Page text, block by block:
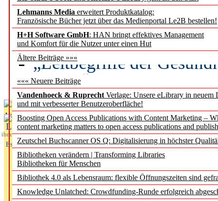
Lehmanns Media erweitert Produktkatalog:
Französische Bücher jetzt über das Medienportal Le2B bestellen!
H+H Software GmbH: HAN bringt effektives Management
und Komfort für die Nutzer unter einen Hut
Ältere Beiträge »»»
««« Neuere Beiträge
Vandenhoeck & Ruprecht Verlage: Unsere eLibrary in neuem
und mit verbesserter Benutzeroberfläche!
Boosting Open Access Publications with Content Marketing –
content marketing matters to open access publications and
Zeutschel Buchscanner OS Q: Digitalisierung in höchster
Bibliotheken verändern | Transforming Libraries
Bibliotheken für Menschen
Bibliothek 4.0 als Lebensraum: flexible Öffnungszeiten sind
Knowledge Unlatched: Crowdfunding-Runde erfolgreich
Künstliche Intelligenz
besser zu verstehen
„Leitbegriffe der
des BIÖG erscheinen
Aktuelles aus
L
ibrary
Essentials